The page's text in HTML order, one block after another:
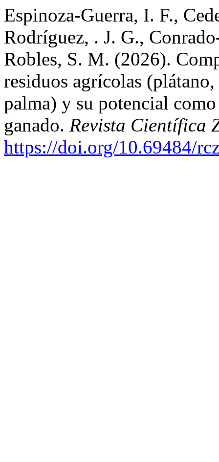
Espinoza-Guerra, I. F.,
Rodríguez, . J. G.,
Robles, S. M. (2026).
residuos agrícolas
palma) y su potencial
ganado. Revista Científica
https://doi.org/10.69484/